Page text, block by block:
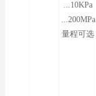
...10KPa
...200MPa
量程可选